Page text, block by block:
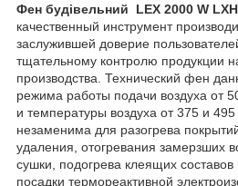
Фен будівельний LEX 2000 W
качественный инструмент
заслужившей доверие
тщательному контролю продукции
производства. Технический фен
режима работы подачи воздуха от
и температуры воздуха от 375 и
незаменима для разогрева
удаления, отогревания замерзших
сушки, подогрева клеящих
посадки термореактивной